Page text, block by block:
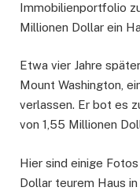
Immobilienportfolio
Millionen Dollar ein
Etwa vier Jahre
Mount Washington,
verlassen. Er bot es
von 1,55 Millionen
Hier sind einige
Dollar teurem Haus